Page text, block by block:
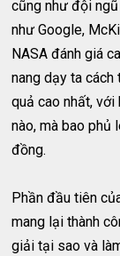
cũng như đội
như Google,
NASA đánh giá
nang dạy ta
quả cao nhất, với
nào, mà bao phủ
đồng.
Phần đầu tiên
mang lại thành
giải tại sao và